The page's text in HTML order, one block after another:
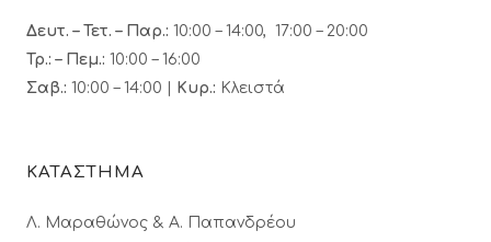
Δευτ. – Τετ. – Παρ.: 10:00 – 14:00, 17:00 – 20:00
Τρ.: – Πεμ.: 10:00 – 16:00
Σαβ.: 10:00 – 14:00 | Κυρ.: Κλειστά
ΚΑΤΑΣΤΗΜΑ
Λ. Μαραθώνος & A. Παπανδρέου